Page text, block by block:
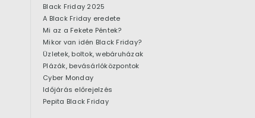
Black Friday 2025
A Black Friday eredete
Mi az a Fekete Péntek?
Mikor van idén Black Friday?
Üzletek, boltok, webáruházak
Plázák, bevásárlóközpontok
Cyber Monday
Időjárás előrejelzés
Pepita Black Friday